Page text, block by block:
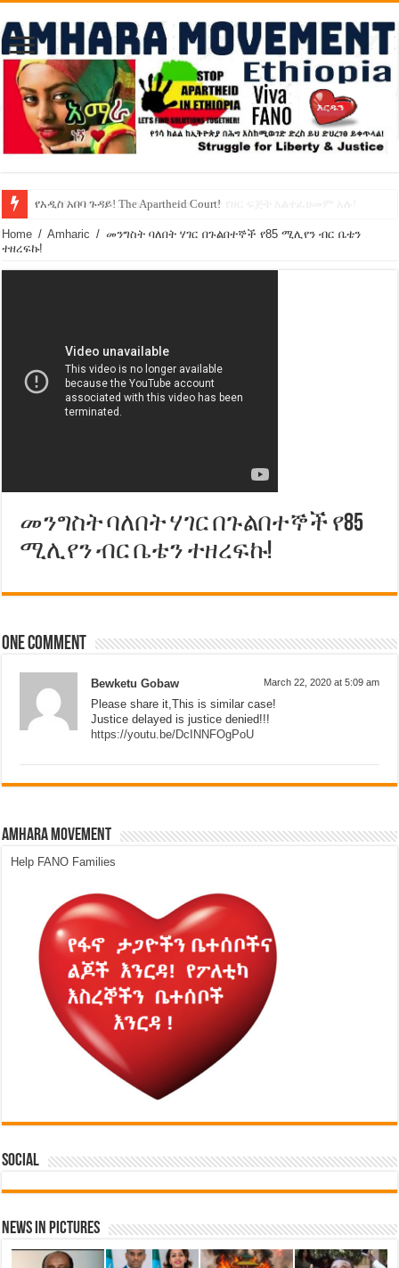
የኢዜማው መሪ ብርሃኑ ነጋ ኢትዮጵያ ውስጥ የዘር ፍጅት አልተፈፀመም አሉ!
የአዲስ አበባ ጉዳይ! The Apartheid Court!
Home / Amharic / መንግስት ባለበት ሃገር በጉልበተኞች የ85 ሚሊየን ብር ቤቴን
ተዘረፍኩ!
መንግስት ባለበት ሃገር በጉልበተኞች የ85
ሚሊየን ብር ቤቴን ተዘረፍኩ!
One comment
Bewketu Gobaw March 22, 2020 at 5:09 am
Please share it,This is similar case!
Justice delayed is justice denied!!!
https://youtu.be/DcINNFOgPoU
Amhara Movement
Help FANO Families
Social
News in Pictures